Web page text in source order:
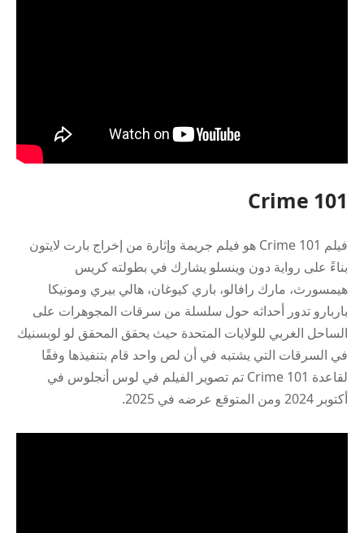
Crime 101
فيلم Crime 101 هو فيلم جريمة وإثارة من إخراج بارت لايتون
بناءً على رواية دون وينسلو يشارك في بطولته كريس
هيمسورث، مارك رافالو، باري كيوغان، هالي بيري ومونيكا
باربارو تدور أحداثه حول سلسلة من سرقات المجوهرات على
الساحل الغربي للولايات المتحدة حيث يحقق المحقق لو لوبسنيك
في السرقات التي يشتبه في أن لص واحد قام بتنفيذها وفقًا
لقاعدة Crime 101 تم تصوير الفيلم في لوس أنجلوس في
أكتوبر 2024 ومن المتوقع عرضه في 2025.